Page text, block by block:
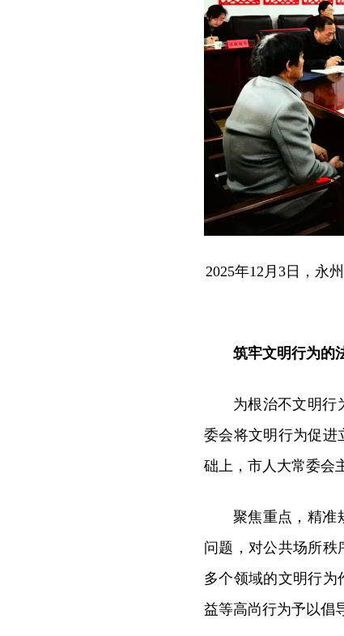
2025年12月3日，永
筑牢文明行为的
为根治不文明行
委会将文明行为促进
础上，市人大常委会
聚焦重点，精准
问题，对公共场所秩
多个领域的文明行为
益等高尚行为予以倡